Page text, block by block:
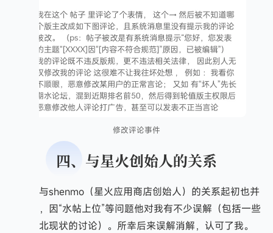
修改评论事件
四、与星火创始人的关系
我与shenmo（星火应用商店创始人）的关系起初也并
不融洽，因“水帖上位”等问题他对我有不少误解（包括一些
关于东北现状的讨论）。所幸后来误解消解，认可了我。